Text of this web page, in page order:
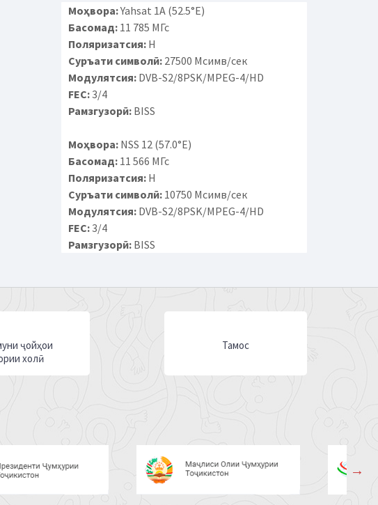
Моҳвора:Yahsat 1A (52.5°E)
Басомад:11 785 МГс
Поляризатсия:H
Суръати символӣ:27500 Мсимв/сек
Модулятсия:DVB-S2/8PSK/MPEG-4/HD
FEC:3/4
Рамзгузорӣ:BISS
Моҳвора:NSS 12 (57.0°E)
Басомад:11 566 МГс
Поляризатсия:H
Суръати символӣ:10750 Мсимв/сек
Модулятсия:DVB-S2/8PSK/MPEG-4/HD
FEC:3/4
Рамзгузорӣ:BISS
ҷойҳои
холӣ
Тамос